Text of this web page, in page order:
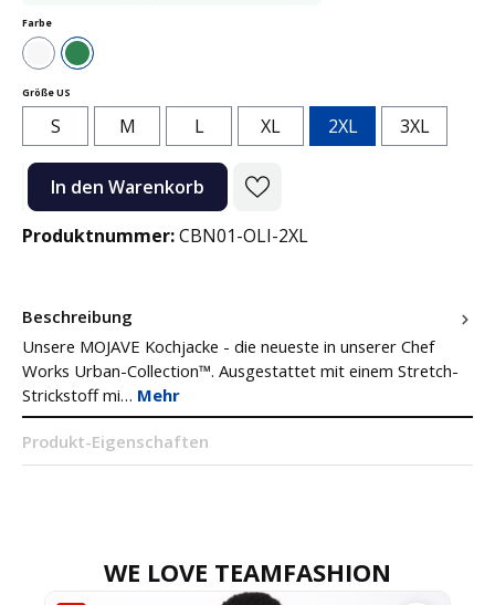
Farbeauswählen
WeißGrün
Größe US
S M L XL 2XL 3XL
Produkt Anzahl: Gib den gewünschten Wert ein oder benutze die
In den Warenkorb
Produktnummer:CBN01-OLI-2XL
Beschreibung
Unsere MOJAVE Kochjacke - die neueste in unserer Chef
Works Urban-Collection™. Ausgestattet mit einem Stretch-
Strickstoff mi… Mehr
Produkt-Eigenschaften
WE LOVE TEAMFASHION